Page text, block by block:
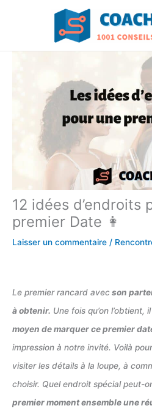
12 idées d’endroits
premier Date 👩
Laisser un commentaire /
Le premier rancard avecson
à obtenir. Une fois qu’on
moyen de marquer ce premier
impression à notre invité. Voilà
visiter les détails à la loupe, à
choisir. Quel endroit spécial peut-
premier moment ensemble une